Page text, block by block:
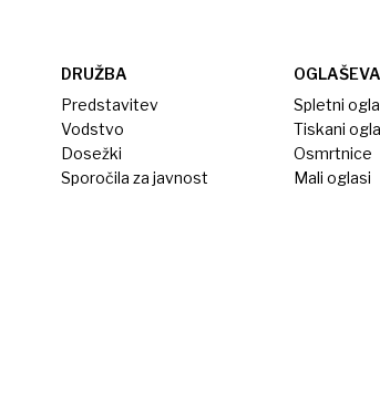
DRUŽBA
Predstavitev
Vodstvo
Dosežki
Sporočila za javnost
Spletni
Tiskani
Osmrtnice
Mali oglasi